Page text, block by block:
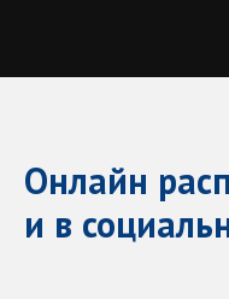
Онлайн
и в